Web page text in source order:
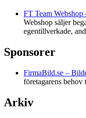
FT Team Webshop
Webshop säljer
egentillverkade,
Sponsorer
FirmaBild.se –
företagarens behov
Arkiv